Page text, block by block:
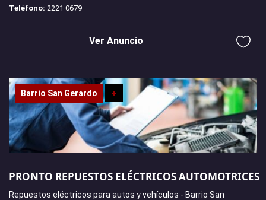
Teléfono: 2221 0679
Ver Anuncio
Barrio San Gerardo +
PRONTO REPUESTOS ELÉCTRICOS AUTOMOTRICES
Repuestos eléctricos para autos y vehículos - Barrio San